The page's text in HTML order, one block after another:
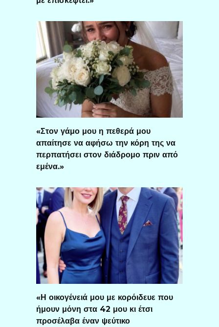
«Στον γάμο μου η πεθερά μου
απαίτησε να αφήσω την κόρη της να
περπατήσει στον διάδρομο πριν από
εμένα.»
«Η οικογένειά μου με κορόιδευε που
ήμουν μόνη στα 42 μου κι έτσι
προσέλαβα έναν ψεύτικο